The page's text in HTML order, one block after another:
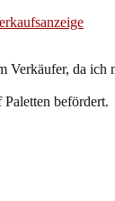
da
befördert.